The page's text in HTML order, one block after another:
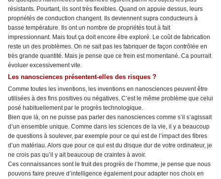
résistants. Pourtant, ils sont très flexibles. Quand on appuie dessus, leurs
propriétés de conduction changent. Ils deviennent supra conducteurs à
basse température. Ils ont un nombre de propriétés tout à fait
impressionnant. Mais tout ça doit encore être exploré. Le coût de fabrication
reste un des problèmes. On ne sait pas les fabriquer de façon contrôlée en
très grande quantité. Mais je pense que ce frein est momentané. Ca pourrait
évoluer excessivement vite.
Les nanosciences présentent-elles des risques ?
Comme toutes les inventions, les inventions en nanosciences peuvent être
utilisées à des fins positives ou négatives. C’est le même problème que celui
posé habituellement par le progrès technologique.
Bien que là, on ne puisse pas parler des nanosciences comme s’il s’agissait
d’un ensemble unique. Comme dans les sciences de la vie, il y a beaucoup
de questions à soulever, par exemple pour ce qui est de l’impact des fibres
d’un matériau. Alors que pour ce qui est du disque dur de votre ordinateur, je
ne crois pas qu’il y ait beaucoup de craintes à avoir.
Ces connaissances sont le fruit des progrès de l’homme, je pense que nous
pouvons faire preuve d’intelligence également pour adapter nos choix en